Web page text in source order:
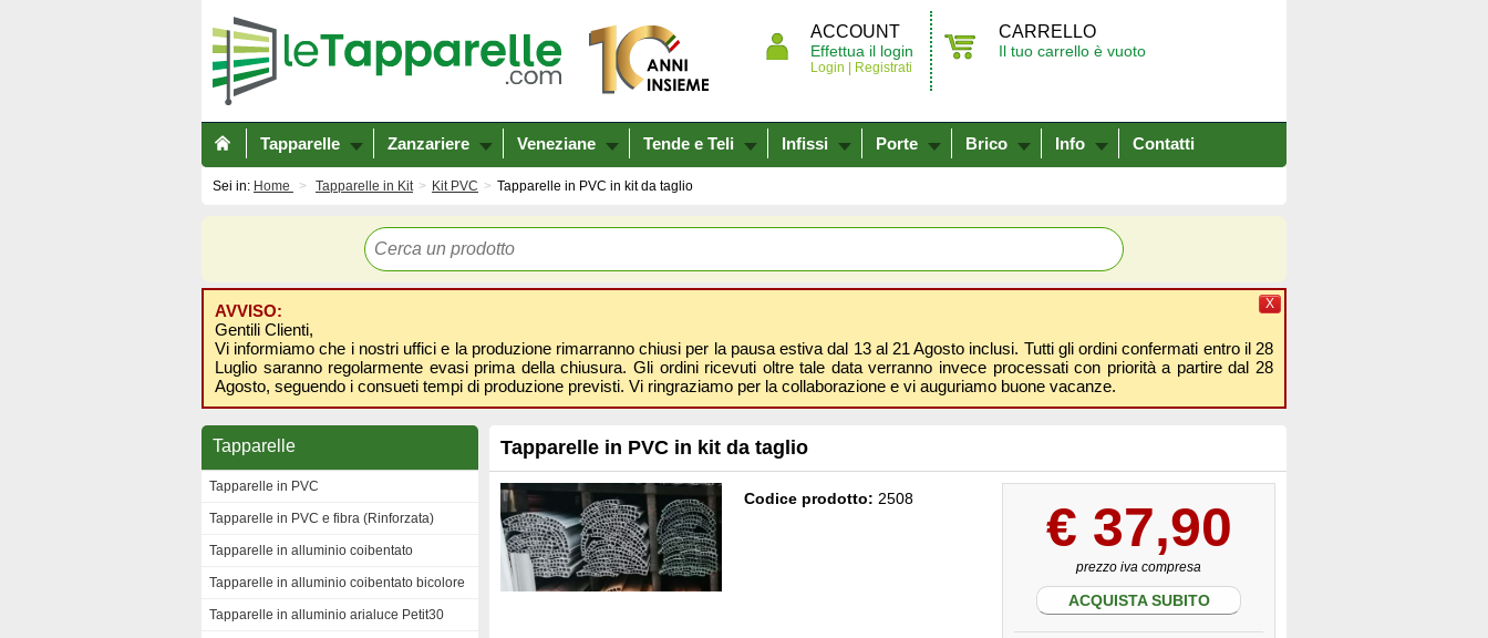
ACCOUNT
Effettua il login
Login | Registrati
CARRELLO
Il tuo carrello è vuoto
Tapparelle Zanzariere Veneziane Tende e Teli Infissi Porte Brico Info Contatti
Sei in: Home Tapparelle in Kit Kit PVC Tapparelle in PVC in kit da taglio
AVVISO:
Gentili Clienti,
Vi informiamo che i nostri uffici e la produzione rimarranno chiusi per la pausa estiva dal 13 al 21 Agosto inclusi. Tutti gli ordini confermati entro il 28
Luglio saranno regolarmente evasi prima della chiusura. Gli ordini ricevuti oltre tale data verranno invece processati con priorità a partire dal 28
Agosto, seguendo i consueti tempi di produzione previsti. Vi ringraziamo per la collaborazione e vi auguriamo buone vacanze.
X
Tapparelle
Tapparelle in PVC
Tapparelle in PVC e fibra (Rinforzata)
Tapparelle in alluminio coibentato
Tapparelle in alluminio coibentato bicolore
Tapparelle in alluminio arialuce Petit30
Tapparelle in PVC in kit da taglio
Codice prodotto: 2508 € 37,90
prezzo iva compresa
ACQUISTA SUBITO